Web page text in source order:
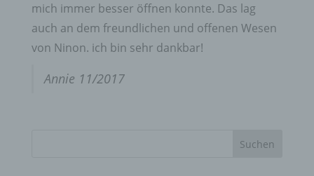
mich immer besser öffnen konnte. Das lag
auch an dem freundlichen und offenen Wesen
von Ninon. ich bin sehr dankbar!
Annie 11/2017